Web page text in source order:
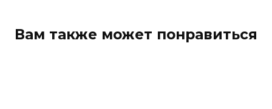
Вам также может понравиться